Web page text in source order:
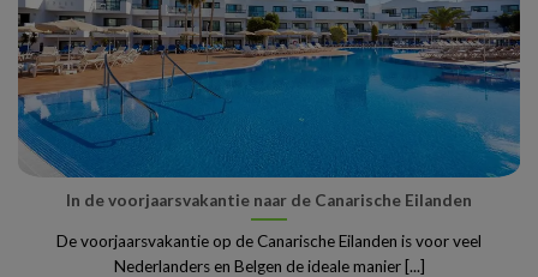
In de voorjaarsvakantie naar de Canarische Eilanden
De voorjaarsvakantie op de Canarische Eilanden is voor veel
Nederlanders en Belgen de ideale manier [...]